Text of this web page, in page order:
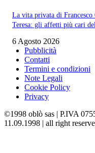
La vita privata di
Teresa: gli affetti più cari
6 Agosto 2026
Pubblicità
Contatti
Termini e condizioni
Note Legali
Cookie Policy
Privacy
©1998 oblò sas | P.IVA
11.09.1998 | all right